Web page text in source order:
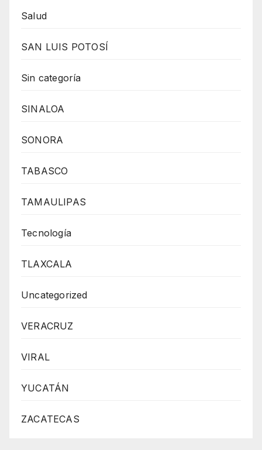
Salud
SAN LUIS POTOSÍ
Sin categoría
SINALOA
SONORA
TABASCO
TAMAULIPAS
Tecnología
TLAXCALA
Uncategorized
VERACRUZ
VIRAL
YUCATÁN
ZACATECAS